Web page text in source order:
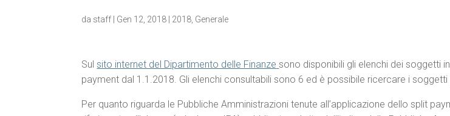
da staff Gen 12, 2018 2018 Generale
Sul sito internet del Dipartimento delle Finanze sono disponibili gli elenchi dei soggetti
payment dal 1.1.2018. Gli elenchi consultabili sono 6 ed è possibile ricercare i
Per quanto riguarda le Pubbliche Amministrazioni tenute all’applicazione dello split